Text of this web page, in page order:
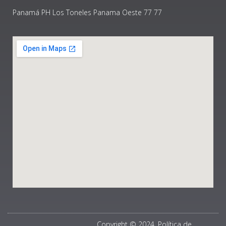
Panamá PH Los Toneles Panama Oeste 77 77
Copyright © 2024, Política de